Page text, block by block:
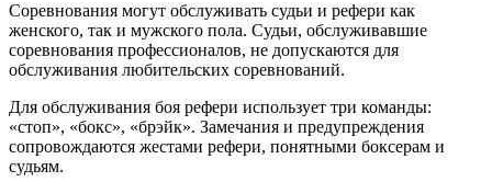
Соревнования могут обслуживать судьи и рефери как
женского, так и мужского пола. Судьи, обслуживавшие
соревнования профессионалов, не допускаются для
обслуживания любительских соревнований.
Для обслуживания боя рефери использует три команды:
«стоп», «бокс», «брэйк». Замечания и предупреждения
сопровождаются жестами рефери, понятными боксерам и
судьям.